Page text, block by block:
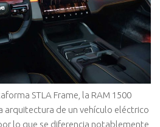
STLA Frame, la RAM 1500
arquitectura de un vehículo eléctrico
lo que se diferencia notablemente